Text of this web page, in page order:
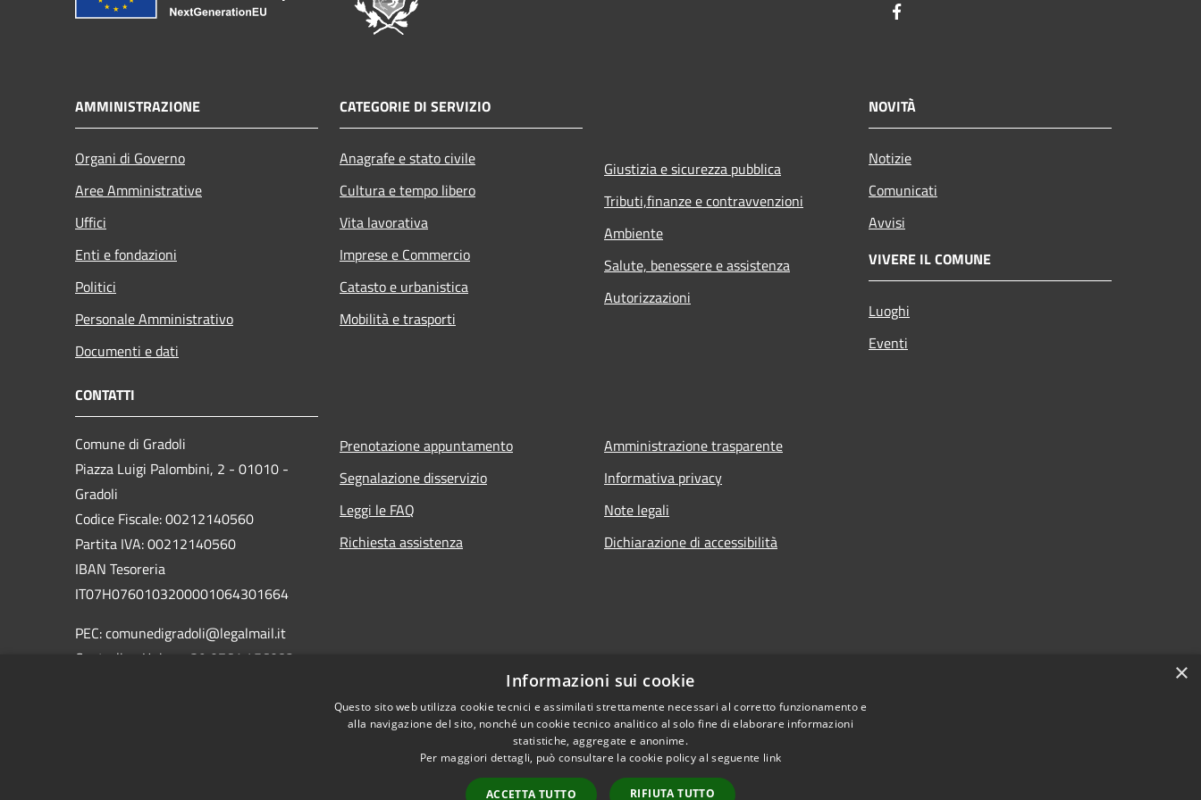
AMMINISTRAZIONE
Organi di Governo
Aree Amministrative
Uffici
Enti e fondazioni
Politici
Personale Amministrativo
Documenti e dati
CATEGORIE DI SERVIZIO
Anagrafe e stato civile
Cultura e tempo libero
Vita lavorativa
Imprese e Commercio
Catasto e urbanistica
Mobilità e trasporti
Giustizia e sicurezza pubblica
Tributi,finanze e contravvenzioni
Ambiente
Salute, benessere e assistenza
Autorizzazioni
NOVITÀ
Notizie
Comunicati
Avvisi
VIVERE IL COMUNE
Luoghi
Eventi
CONTATTI
Comune di Gradoli
Piazza Luigi Palombini, 2 - 01010 -
Gradoli
Codice Fiscale: 00212140560
Partita IVA: 00212140560
IBAN Tesoreria
IT07H0760103200001064301664
PEC: comunedigradoli@legalmail.it
Centralino Unico: +39 0761 456082
Prenotazione appuntamento
Segnalazione disservizio
Leggi le FAQ
Richiesta assistenza
Amministrazione trasparente
Informativa privacy
Note legali
Dichiarazione di accessibilità
×
Informazioni sui cookie
Questo sito web utilizza cookie tecnici e assimilati strettamente necessari al corretto funzionamento e
alla navigazione del sito, nonché un cookie tecnico analitico al solo fine di elaborare informazioni
statistiche, aggregate e anonime.
Per maggiori dettagli, può consultare la cookie policy al seguente link
ACCETTA TUTTO RIFIUTA TUTTO